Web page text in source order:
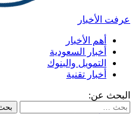
عرفت الأخبار
أهم الأخبار
أخبار السعودية
التمويل والبنوك
أخبار تقنية
البحث عن: